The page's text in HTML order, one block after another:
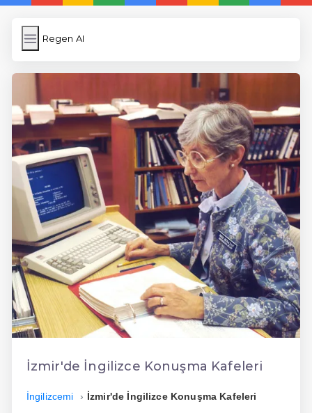
Regen AI
Regen AI
Subir Imagen
Wordpress Cache
Anasayfa
5 Günde İngilizce
İngilizce
Dil Eğitimi
En Hızlı İngilizce
En Kolay İngilizce
En Ucuz İngilizce
En Uygun İngilizce
Hızlı İngilizce
İzmir'de İngilizce Konuşma Kafeleri
İngilizcemi İzmir'de İngilizce Konuşma Kafeleri